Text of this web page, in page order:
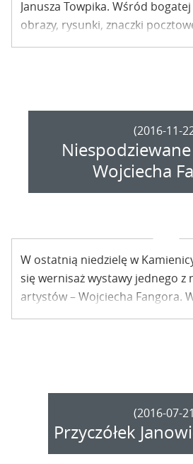
Janusza Towpika. Wśród
obrazy, rysunki, znaczki
gry oraz wiele innych dzieł
(2016-11-
Wojciecha
W ostatnią niedzielę w
się wernisaż wystawy jednego z
artystów – Wojciecha Fangora.
„Niespodziewane konteksty”
(2016-07-
Przyczółek